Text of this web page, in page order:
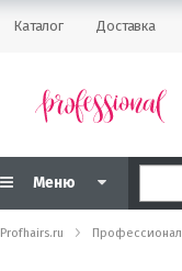
Каталог Доставка
Меню
Profhairs.ru